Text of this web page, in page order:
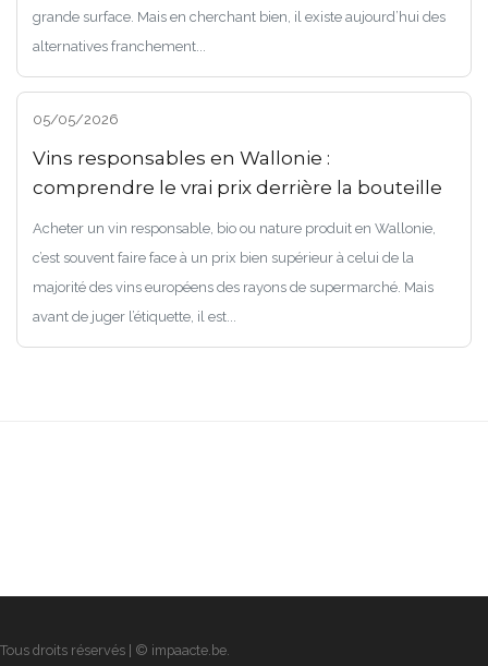
grande surface. Mais en cherchant bien, il existe aujourd’hui des
alternatives franchement...
05/05/2026
Vins responsables en Wallonie :
comprendre le vrai prix derrière la bouteille
Acheter un vin responsable, bio ou nature produit en Wallonie,
c’est souvent faire face à un prix bien supérieur à celui de la
majorité des vins européens des rayons de supermarché. Mais
avant de juger l’étiquette, il est...
Tous droits réservés | © impaacte.be.